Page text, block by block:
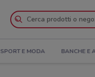
SPORT E MODA BANCHE E